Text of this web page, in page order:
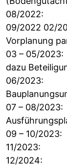
08/2022:
09/2022 02/
Vorplanung
03 – 05/
dazu
06/2023:
07 – 08/
09 – 10/
11/2023:
12/2024: